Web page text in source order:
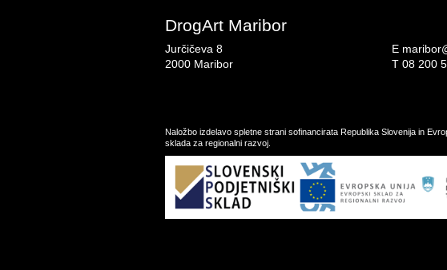
DrogArt Maribor
Jurčičeva 8
2000 Maribor
E
T 08 200
Naložbo izdelavo spletne strani sofinancirata Republika Slovenija in
sklada za regionalni razvoj.